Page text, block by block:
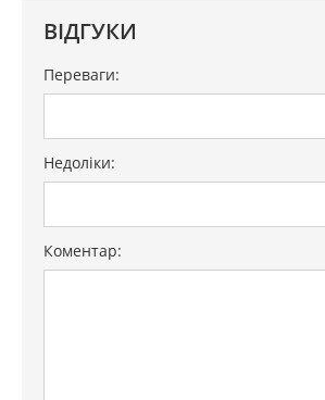
ВІДГУКИ
Переваги:
Недоліки:
Коментар: